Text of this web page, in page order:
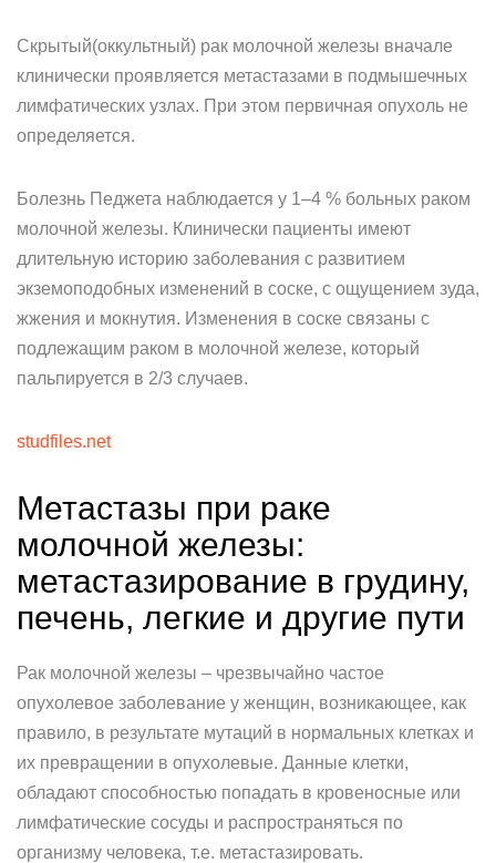
Скрытый(оккультный) рак молочной железы вначале
клинически проявляется метастазами в подмышечных
лимфатических узлах. При этом первичная опухоль не
определяется.
Болезнь Педжета наблюдается у 1–4 % больных раком
молочной железы. Клинически пациенты имеют
длительную историю заболевания с развитием
экземоподобных изменений в соске, с ощущением зуда,
жжения и мокнутия. Изменения в соске связаны с
подлежащим раком в молочной железе, который
пальпируется в 2/3 случаев.
studfiles.net
Метастазы при раке
молочной железы:
метастазирование в грудину,
печень, легкие и другие пути
Рак молочной железы – чрезвычайно частое
опухолевое заболевание у женщин, возникающее, как
правило, в результате мутаций в нормальных клетках и
их превращении в опухолевые. Данные клетки,
обладают способностью попадать в кровеносные или
лимфатические сосуды и распространяться по
организму человека, т.е. метастазировать.